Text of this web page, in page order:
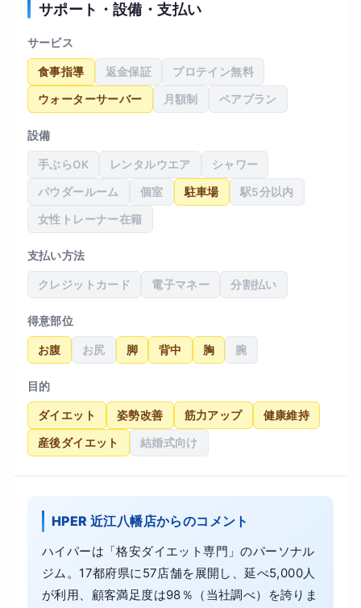
サポート・設備・支払い
サービス
食事指導 返金保証 プロテイン無料
ウォーターサーバー 月額制 ペアプラン
設備
手ぶらOK レンタルウエア シャワー
パウダールーム 個室 駐車場 駅5分以内
女性トレーナー在籍
支払い方法
クレジットカード 電子マネー 分割払い
得意部位
お腹 お尻 脚 背中 胸 腕
目的
ダイエット 姿勢改善 筋力アップ 健康維持
産後ダイエット 結婚式向け
HPER 近江八幡店からのコメント
ハイパーは「格安ダイエット専門」のパーソナル
ジム。17都府県に57店舗を展開し、延べ5,000人
が利用、顧客満足度は98％（当社調べ）を誇りま